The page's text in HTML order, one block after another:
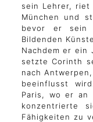
sein Lehrer, riet
München und
bevor er sein
Bildenden
Nachdem er ein
setzte Corinth
nach
beeinflusst
Paris, wo er an
konzentrierte
Fähigkeiten zu